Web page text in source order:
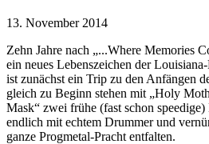
13. November 2014
Zehn Jahre nach „...Where Memories
ein neues Lebenszeichen der
ist zunächst ein Trip zu den Anfängen
gleich zu Beginn stehen mit „Holy
Mask“ zwei frühe (fast schon
endlich mit echtem Drummer und
ganze Progmetal-Pracht entfalten.